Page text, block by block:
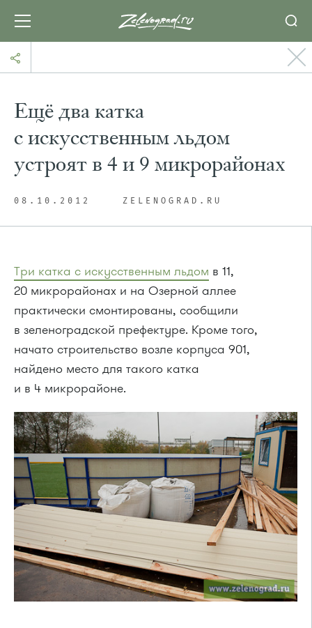
Ещё два катка
с искусственным льдом
устроят в 4 и 9 микрорайонах
08.10.2012 ZELENOGRAD.RU
Три катка с искусственным льдом в 11,
20 микрорайонах и на Озерной аллее
практически смонтированы, сообщили
в зеленоградской префектуре. Кроме того,
начато строительство возле корпуса 901,
найдено место для такого катка
и в 4 микрорайоне.